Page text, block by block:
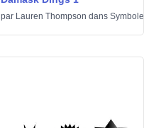
par Lauren Thompson dans